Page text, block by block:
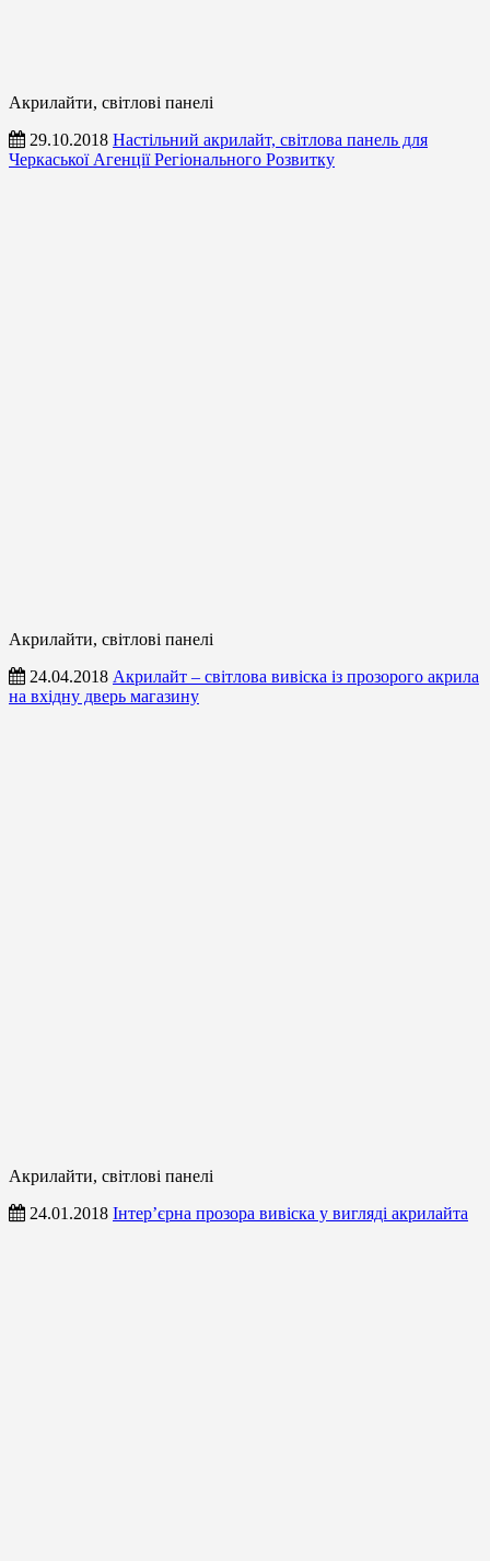
Акрилайти, світлові панелі
29.10.2018 Настільний акрилайт, світлова панель для
Черкаської Агенції Регіонального Розвитку
Акрилайти, світлові панелі
24.04.2018 Акрилайт – світлова вивіска із прозорого акрила
на вхідну дверь магазину
Акрилайти, світлові панелі
24.01.2018 Інтер’єрна прозора вивіска у вигляді акрилайта